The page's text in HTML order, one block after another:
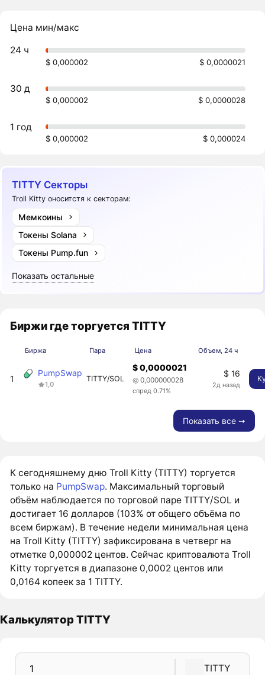
Цена мин/макс
24 ч
$ 0,000002 $ 0,0000021
30 д
$ 0,000002 $ 0,0000028
1 год
$ 0,000002 $ 0,000024
TITTY Секторы
Troll Kitty оноситстя к секторам:
Мемкоины
Токены Solana
Токены Pump.fun
Показать остальные
Биржи где торгуется TITTY
Биржа Пара Цена Объем, 24 ч
1
PumpSwap
1,0
TITTY/SOL
$ 0,0000021
◎ 0,000000028
спред 0.71%
$ 16
2д назад
Показать все ➙
К сегодняшнему дню Troll Kitty (TITTY) торгуется
только на PumpSwap. Максимальный торговый
объём наблюдается по торговой паре TITTY/SOL и
достигает 16 долларов (103% от общего объёма по
всем биржам). В течение недели минимальная цена
на Troll Kitty (TITTY) зафиксирована в четверг на
отметке 0,000002 центов. Сейчас криптовалюта Troll
Kitty торгуется в диапазоне 0,0002 центов или
0,0164 копеек за 1 TITTY.
Калькулятор TITTY
TITTY